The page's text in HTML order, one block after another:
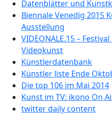
Datenblätter und
Biennale Venedig 2015
Ausstellung
VIDEONALE.15 –
Videokunst
Künstlerdatenbank
Künstler liste Ende
Die top 106 im Mai 2014
Kunst im TV: ikono On
twitter daily content